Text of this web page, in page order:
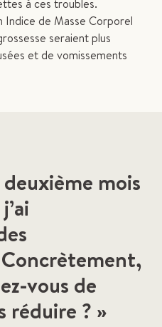
à ces troubles.
Indice de Masse Corporel
seraient plus
et de vomissements
mois
vous de
réduire ? »